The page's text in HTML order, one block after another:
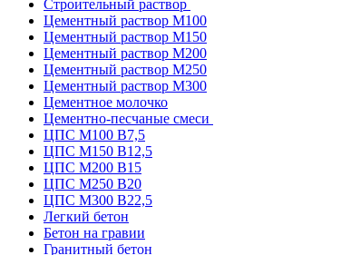
Строительный раствор
Цементный раствор М100
Цементный раствор М150
Цементный раствор М200
Цементный раствор М250
Цементный раствор М300
Цементное молочко
Цементно-песчаные смеси
ЦПС М100 B7,5
ЦПС М150 B12,5
ЦПС М200 B15
ЦПС М250 B20
ЦПС М300 B22,5
Легкий бетон
Бетон на гравии
Гранитный бетон